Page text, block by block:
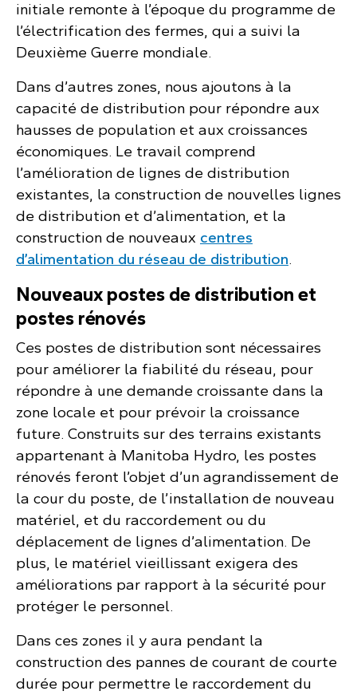
initiale remonte à l’époque du programme de
l’électrification des fermes, qui a suivi la
Deuxième Guerre mondiale.
Dans d’autres zones, nous ajoutons à la
capacité de distribution pour répondre aux
hausses de population et aux croissances
économiques. Le travail comprend
l’amélioration de lignes de distribution
existantes, la construction de nouvelles lignes
de distribution et d’alimentation, et la
construction de nouveaux centres
d’alimentation du réseau de distribution.
Nouveaux postes de distribution et
postes rénovés
Ces postes de distribution sont nécessaires
pour améliorer la fiabilité du réseau, pour
répondre à une demande croissante dans la
zone locale et pour prévoir la croissance
future. Construits sur des terrains existants
appartenant à Manitoba Hydro, les postes
rénovés feront l’objet d’un agrandissement de
la cour du poste, de l’installation de nouveau
matériel, et du raccordement ou du
déplacement de lignes d’alimentation. De
plus, le matériel vieillissant exigera des
améliorations par rapport à la sécurité pour
protéger le personnel.
Dans ces zones il y aura pendant la
construction des pannes de courant de courte
durée pour permettre le raccordement du